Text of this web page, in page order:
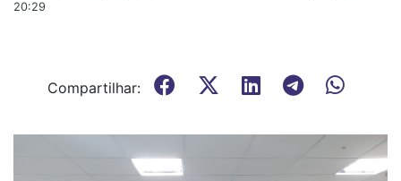
20:29
Compartilhar: